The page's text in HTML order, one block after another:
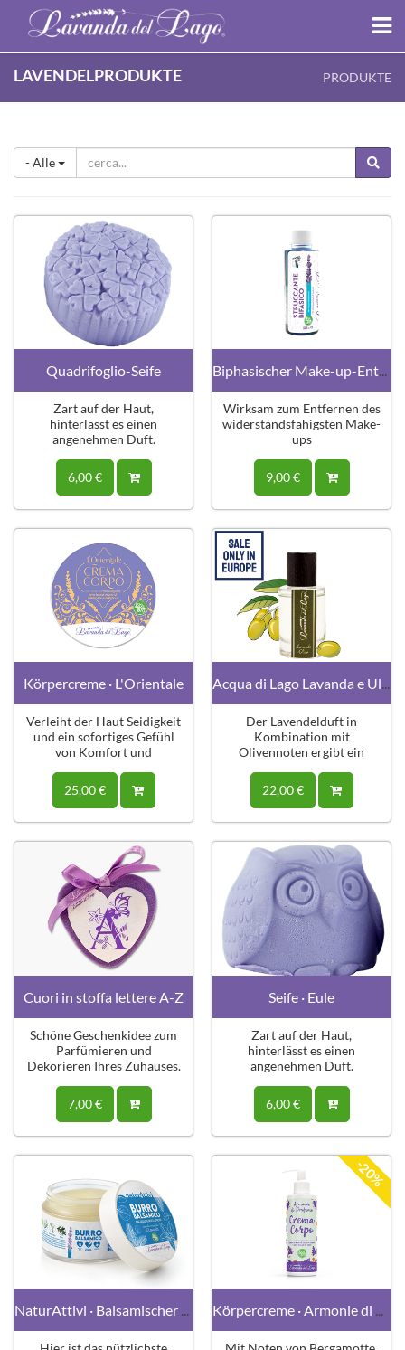
LAVENDELPRODUKTE PRODUKTE
- Alle
Quadrifoglio-Seife
Zart auf der Haut,
hinterlässt es einen
angenehmen Duft.
6,00 €
Biphasischer Make-up-Entferner
Wirksam zum Entfernen des
widerstandsfähigsten Make-
ups
9,00 €
Körpercreme · L'Orientale
Verleiht der Haut Seidigkeit
und ein sofortiges Gefühl
von Komfort und
25,00 €
Acqua di Lago Lavanda e Ulivo 50ml
Der Lavendelduft in
Kombination mit
Olivennoten ergibt ein
Parfüm.
22,00 €
Cuori in stoffa lettere A-Z
Schöne Geschenkidee zum
Parfümieren und
Dekorieren Ihres Zuhauses.
7,00 €
Seife · Eule
Zart auf der Haut,
hinterlässt es einen
angenehmen Duft.
6,00 €
NaturAttivi · Balsamischer Balsam Körpercreme · Armonie di Profumo
-20%